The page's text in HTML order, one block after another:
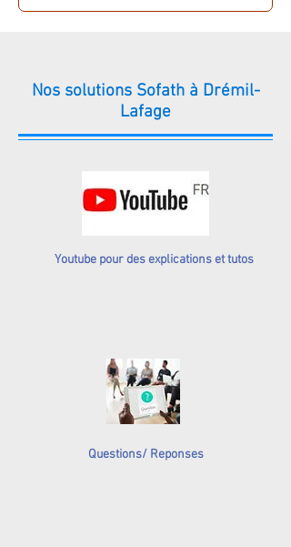
Nos solutions Sofath à Drémil-
Lafage
Youtube pour des explications et tutos
Questions/ Reponses